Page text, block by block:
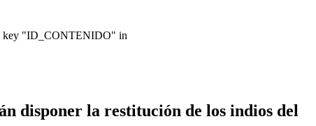
key "ID_CONTENIDO" in
disponer la restitución de los indios del